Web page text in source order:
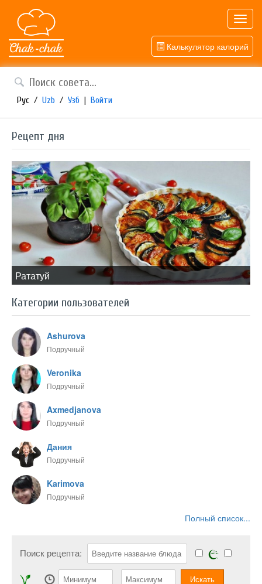
Калькулятор калорий
Рус / Uzb / Узб | Войти
Рецепт дня
​Рататуй
Категории пользователей
Ashurova
Подручный
Veronika
Подручный
Axmedjanova
Подручный
Дания
Подручный
Karimova
Подручный
Полный список...
Поиск рецепта: